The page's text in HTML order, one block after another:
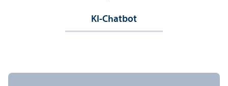
KI-Chatbot